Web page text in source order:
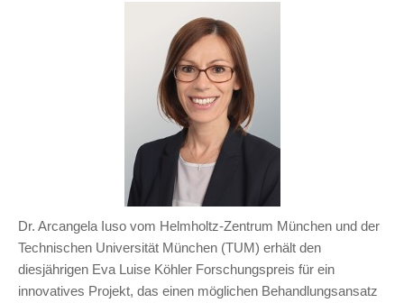
Dr. Arcangela Iuso vom Helmholtz-Zentrum München und der
Technischen Universität München (TUM) erhält den
diesjährigen Eva Luise Köhler Forschungspreis für ein
innovatives Projekt, das einen möglichen Behandlungsansatz